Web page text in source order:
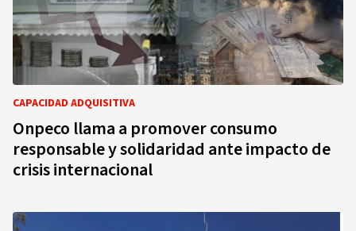
CAPACIDAD ADQUISITIVA
Onpeco llama a promover consumo
responsable y solidaridad ante impacto de
crisis internacional